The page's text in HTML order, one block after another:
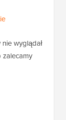
w 1
wyglądał